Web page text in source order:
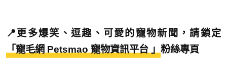
📍更多爆笑、逗趣、可愛的寵物新聞，請鎖定
「寵毛網 Petsmao 寵物資訊平台 」 粉絲專頁